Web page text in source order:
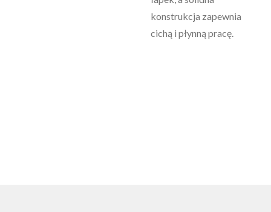
konstrukcja zapewnia
cichą i płynną pracę.